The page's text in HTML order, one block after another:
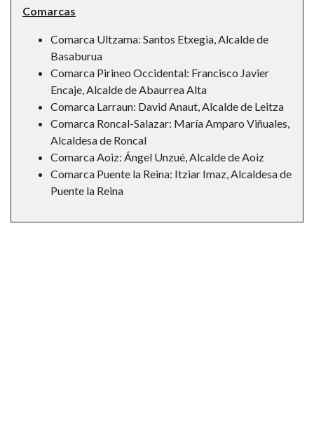
Comarcas
Comarca Ultzama: Santos Etxegia, Alcalde de
Basaburua
Comarca Pirineo Occidental: Francisco Javier
Encaje, Alcalde de Abaurrea Alta
Comarca Larraun: David Anaut, Alcalde de Leitza
Comarca Roncal-Salazar: María Amparo Viñuales,
Alcaldesa de Roncal
Comarca Aoiz: Ángel Unzué, Alcalde de Aoiz
Comarca Puente la Reina: Itziar Imaz, Alcaldesa de
Puente la Reina